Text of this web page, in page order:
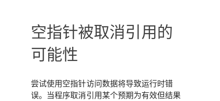
空指针被取消引用的
可能性
尝试使用空指针访问数据将导致运行时错
误。当程序取消引用某个预期为有效但结果